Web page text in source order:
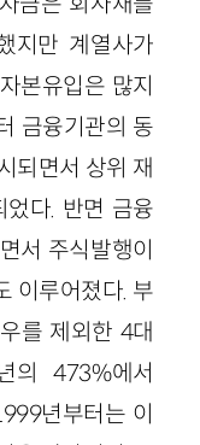
지만 계열사가
본유입은 많지
금융기관의 동
되면서 상위 재
다. 반면 금융
서 주식발행이
이루어졌다. 부
를 제외한 4대
의 473%에서
년부터는 이